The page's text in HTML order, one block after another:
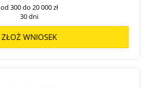
od 300 do 20 000 zł
30 dni
ZŁOŻ WNIOSEK